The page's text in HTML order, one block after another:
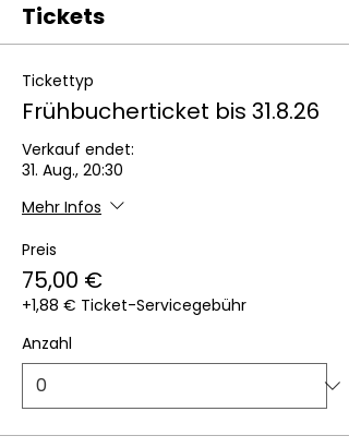
Tickets
Tickettyp
Frühbucherticket bis 31.8.26
Verkauf endet:
31. Aug., 20:30
Mehr Infos
Preis
75,00 €
+1,88 € Ticket-Servicegebühr
Anzahl